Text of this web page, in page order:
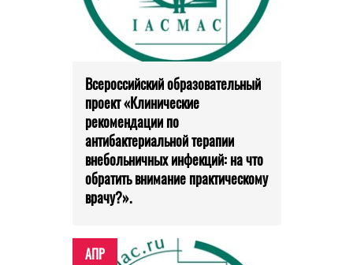
Всероссийский образовательный
проект «Клинические
рекомендации по
антибактериальной терапии
внебольничных инфекций: на что
обратить внимание практическому
врачу?».
АПР